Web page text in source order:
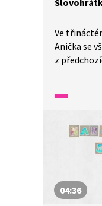
Ve
Anička se
z
aneb kdo
04:36